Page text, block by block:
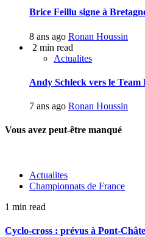
Brice Feillu signe à
8 ans ago Ronan Houssin
2 min read
Actualites
Andy Schleck vers le Team
7 ans ago Ronan Houssin
Vous avez peut-être manqué
Actualites
Championnats de France
1 min read
Cyclo-cross : prévus à Pont-